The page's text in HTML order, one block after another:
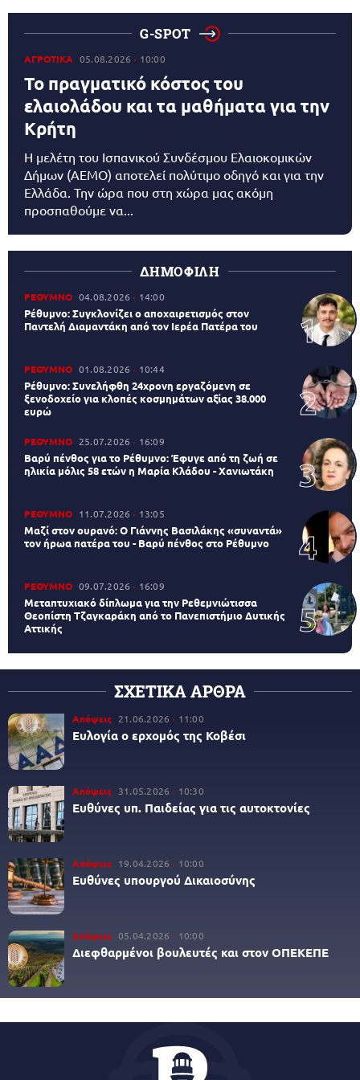
G-SPOT
ΑΓΡΟΤΙΚΑ 05.08.2026 10:00
Το πραγματικό κόστος του
ελαιολάδου και τα μαθήματα για την
Κρήτη
Η μελέτη του Ισπανικού Συνδέσμου Ελαιοκομικών
Δήμων (AEMO) αποτελεί πολύτιμο οδηγό και για την
Ελλάδα. Την ώρα που στη χώρα μας ακόμη
προσπαθούμε να...
ΔΗΜΟΦΙΛΗ
ΡΕΘΥΜΝΟ 04.08.2026 14:00
Ρέθυμνο: Συγκλονίζει ο αποχαιρετισμός στον
Παντελή Διαμαντάκη από τον Ιερέα Πατέρα του
ΡΕΘΥΜΝΟ 01.08.2026 10:44
Ρέθυμνο: Συνελήφθη 24χρονη εργαζόμενη σε
ξενοδοχείο για κλοπές κοσμημάτων αξίας 38.000
ευρώ
ΡΕΘΥΜΝΟ 25.07.2026 16:09
Βαρύ πένθος για το Ρέθυμνο: Έφυγε από τη ζωή σε
ηλικία μόλις 58 ετών η Μαρία Κλάδου - Χανιωτάκη
ΡΕΘΥΜΝΟ 11.07.2026 13:05
Μαζί στον ουρανό: Ο Γιάννης Βασιλάκης «συναντά»
τον ήρωα πατέρα του - Βαρύ πένθος στο Ρέθυμνο
ΡΕΘΥΜΝΟ 09.07.2026 16:09
Μεταπτυχιακό δίπλωμα για την Ρεθεμνιώτισσα
Θεοπίστη Τζαγκαράκη από το Πανεπιστήμιο Δυτικής
Αττικής
ΣΧΕΤΙΚΑ ΑΡΘΡΑ
Απόψεις 21.06.2026 11:00
Ευλογία ο ερχομός της Κοβέσι
Απόψεις 31.05.2026 10:30
Ευθύνες υπ. Παιδείας για τις αυτοκτονίες
Απόψεις 19.04.2026 10:00
Ευθύνες υπουργού Δικαιοσύνης
Απόψεις 05.04.2026 10:00
Διεφθαρμένοι βουλευτές και στον ΟΠΕΚΕΠΕ